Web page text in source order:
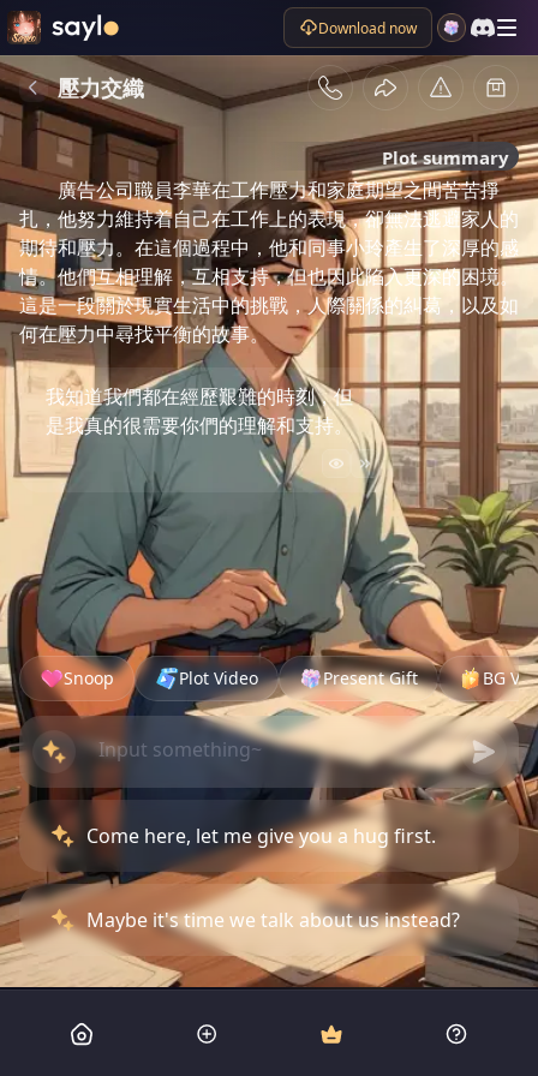
Download now
壓力交織
Plot summary
廣告公司職員李華在工作壓力和家庭期望之間苦苦掙
扎，他努力維持着自己在工作上的表現，卻無法逃避家人的
期待和壓力。在這個過程中，他和同事小玲產生了深厚的感
情。他們互相理解，互相支持，但也因此陷入更深的困境。
這是一段關於現實生活中的挑戰，人際關係的糾葛，以及如
何在壓力中尋找平衡的故事。
我知道我們都在經歷艱難的時刻，但
是我真的很需要你們的理解和支持。
Snoop Plot Video Present Gift BG
Come here, let me give you a hug first.
Maybe it's time we talk about us instead?